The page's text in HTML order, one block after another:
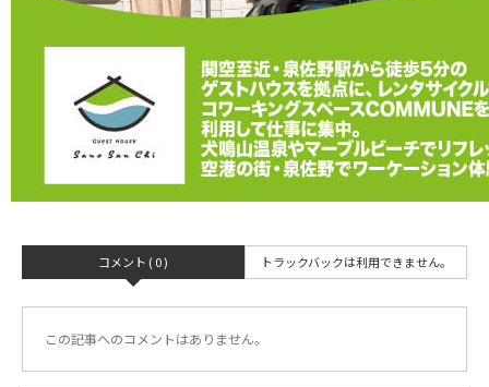
コメント ( 0 ) トラックバックは利用できません。
この記事へのコメントはありません。